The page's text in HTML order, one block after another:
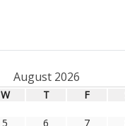
August 2026
W T F
5 6 7